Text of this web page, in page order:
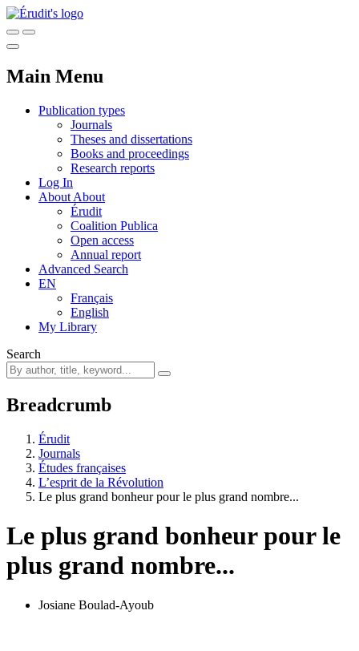
Main Menu
Publication types
Journals
Theses and dissertations
Books and proceedings
Research reports
Log In
About About
Érudit
Coalition Publica
Open access
Annual report
Advanced Search
EN
Français
English
My Library
Search
Breadcrumb
Érudit
Journals
Études françaises
L’esprit de la Révolution
Le plus grand bonheur pour le plus grand nombre...
Le plus grand bonheur pour le
plus grand nombre...
Josiane Boulad-Ayoub